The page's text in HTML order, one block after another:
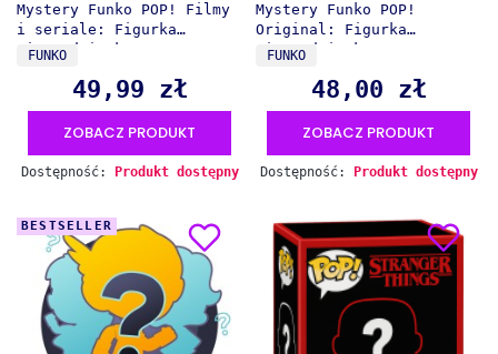
Mystery Funko POP! Filmy
i seriale: Figurka
niespodzianka
PRODUCENT
FUNKO
Cena
49,99 zł
ZOBACZ PRODUKT
Dostępność: Produkt dostępny
Mystery Funko POP!
Original: Figurka
niespodzianka
PRODUCENT
FUNKO
Cena
48,00 zł
ZOBACZ PRODUKT
Dostępność: Produkt dostępny
BESTSELLER